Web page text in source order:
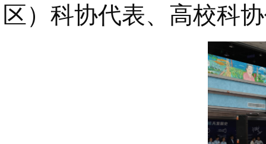
区）科协代表、高校科